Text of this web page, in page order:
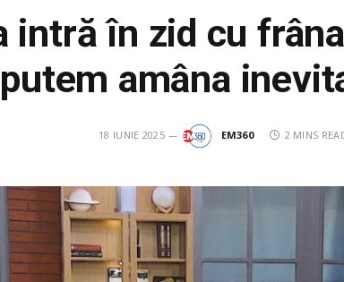
intră în zid cu
putem amâna
18 IUNIE 2025 EM360 2 MINS